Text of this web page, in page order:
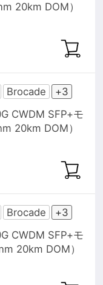
20km DOM）
Brocade
+3
CWDM SFP+モ
20km DOM）
Brocade
+3
CWDM SFP+モ
20km DOM）